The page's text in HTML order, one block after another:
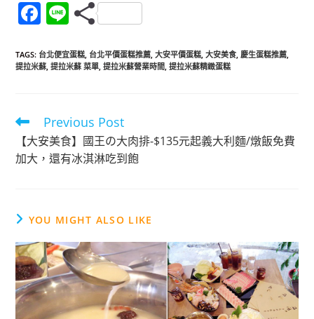
F
c
e
o
o
k
Li
e
TAGS: 台北便宜蛋糕, 台北平價蛋糕推薦, 大安平價蛋糕, 大安美食, 慶生蛋糕推薦,
提拉米蘇, 提拉米蘇 菜單, 提拉米蘇營業時間, 提拉米蘇精緻蛋糕
Read
more
articles
Previous Post
【大安美食】國王の大肉排-$135元起義大利麵/燉飯免費
加大，還有冰淇淋吃到飽
YOU MIGHT ALSO LIKE